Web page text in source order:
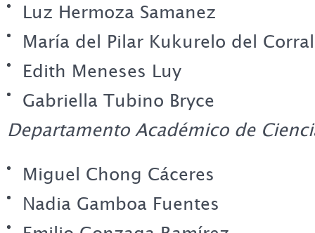
Luz Hermoza Samanez
María del Pilar Kukurelo del Corral
Edith Meneses Luy
Gabriella Tubino Bryce
Departamento Académico de
Miguel Chong Cáceres
Nadia Gamboa Fuentes